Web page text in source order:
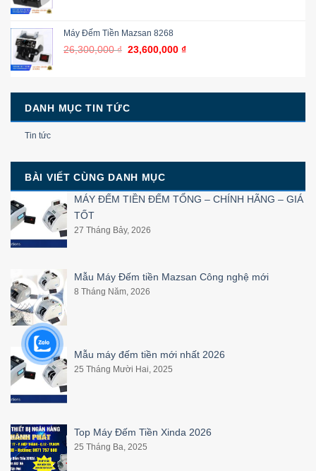
Máy Đếm Tiền Mazsan 8268
26,300,000₫ 23,600,000₫
DANH MỤC TIN TỨC
Tin tức
BÀI VIẾT CÙNG DANH MỤC
MÁY ĐẾM TIỀN ĐẾM TỔNG – CHÍNH HÃNG – GIÁ
TỐT
27 Tháng Bảy, 2026
Mẫu Máy Đếm tiền Mazsan Công nghệ mới
8 Tháng Năm, 2026
Mẫu máy đếm tiền mới nhất 2026
25 Tháng Mười Hai, 2025
Top Máy Đếm Tiền Xinda 2026
25 Tháng Ba, 2025